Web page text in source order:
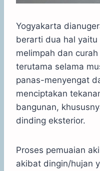
Yogyakarta
berarti dua hal yaitu
melimpah dan
terutama selama
panas-menyengat
menciptakan
bangunan,
dinding eksterior.
Proses pemuaian
akibat dingin/hujan